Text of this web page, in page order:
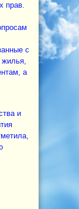
прав.
с
а
и